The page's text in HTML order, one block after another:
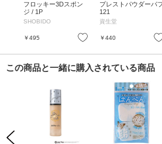
お気に入り
フロッキー3Dスポン
ジ / 1P
SHOBIDO
￥495 お気に入り
プレストパウダーパ
121
資生堂
￥440
この商品と一緒に購入されている商品
Previous